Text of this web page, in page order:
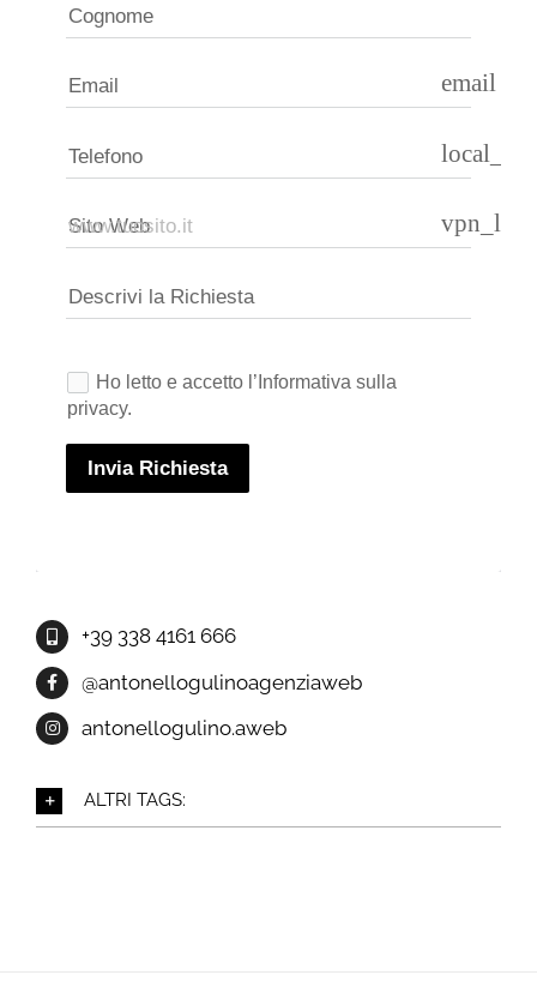
Cognome
Email email
Telefono
Sito Web vpn_lock
Descrivi la Richiesta
Ho letto e accetto l’Informativa sulla
privacy.
Invia Richiesta
+39 338 4161 666
@antonellogulinoagenziaweb
antonellogulino.aweb
ALTRI TAGS: